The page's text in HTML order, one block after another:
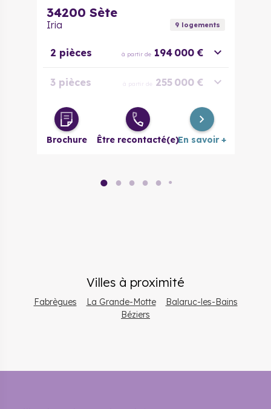
34200 Sète
Iria 9logements
2 pièces à partir de 194 000 €
3 pièces à partir de 255 000 €
4 pièces à partir de 495 000 €
Brochure Être recontacté(e)En savoir +
● ● ● ● ● ●
Villes à proximité
Fabrègues La Grande-Motte
Balaruc-les-Bains
Béziers